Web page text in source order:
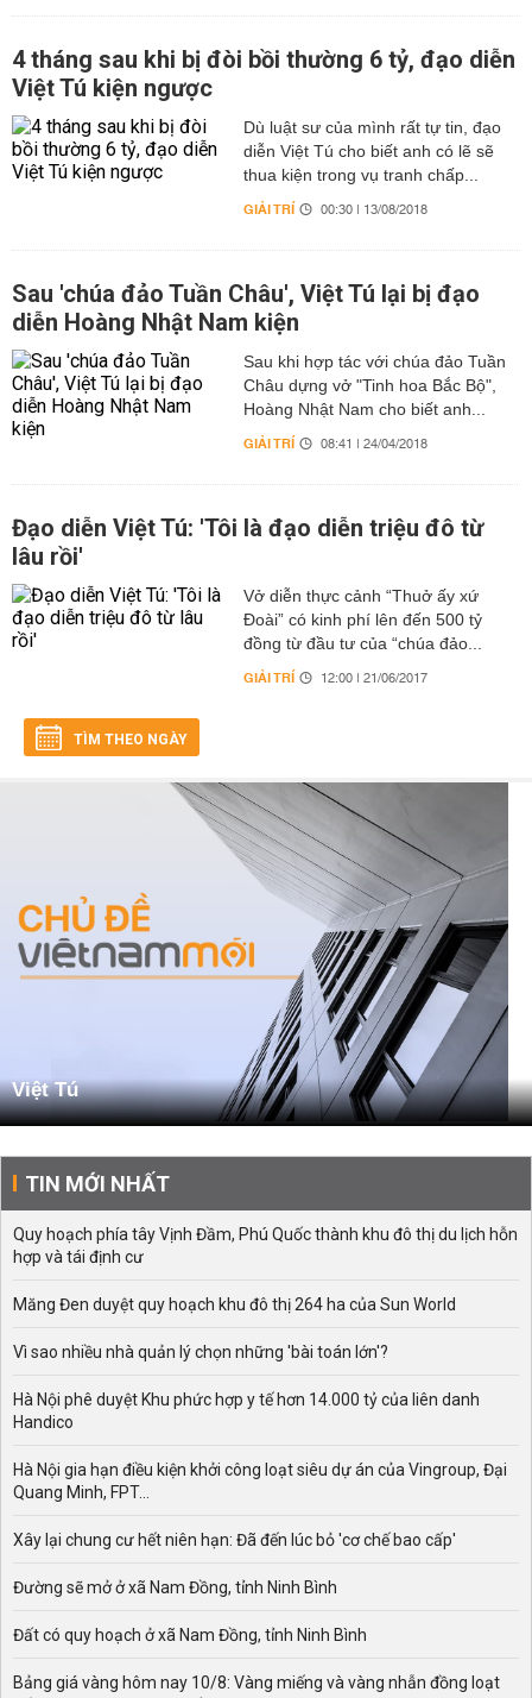
4 tháng sau khi bị đòi bồi thường 6 tỷ, đạo diễn
Việt Tú kiện ngược
Dù luật sư của mình rất tự tin, đạo
diễn Việt Tú cho biết anh có lẽ sẽ
thua kiện trong vụ tranh chấp...
GIẢI TRÍ 00:30 | 13/08/2018
Sau 'chúa đảo Tuần Châu', Việt Tú lại bị đạo
diễn Hoàng Nhật Nam kiện
Sau khi hợp tác với chúa đảo Tuần
Châu dựng vở "Tinh hoa Bắc Bộ",
Hoàng Nhật Nam cho biết anh...
GIẢI TRÍ 08:41 | 24/04/2018
Đạo diễn Việt Tú: 'Tôi là đạo diễn triệu đô từ
lâu rồi'
Vở diễn thực cảnh “Thuở ấy xứ
Đoài” có kinh phí lên đến 500 tỷ
đồng từ đầu tư của “chúa đảo...
GIẢI TRÍ 12:00 | 21/06/2017
TÌM THEO NGÀY
Việt Tú
TIN MỚI NHẤT
Quy hoạch phía tây Vịnh Đầm, Phú Quốc thành khu đô thị du lịch hỗn
hợp và tái định cư
Măng Đen duyệt quy hoạch khu đô thị 264 ha của Sun World
Vì sao nhiều nhà quản lý chọn những 'bài toán lớn'?
Hà Nội phê duyệt Khu phức hợp y tế hơn 14.000 tỷ của liên danh
Handico
Hà Nội gia hạn điều kiện khởi công loạt siêu dự án của Vingroup, Đại
Quang Minh, FPT...
Xây lại chung cư hết niên hạn: Đã đến lúc bỏ 'cơ chế bao cấp'
Đường sẽ mở ở xã Nam Đồng, tỉnh Ninh Bình
Đất có quy hoạch ở xã Nam Đồng, tỉnh Ninh Bình
Bảng giá vàng hôm nay 10/8: Vàng miếng và vàng nhẫn đồng loạt